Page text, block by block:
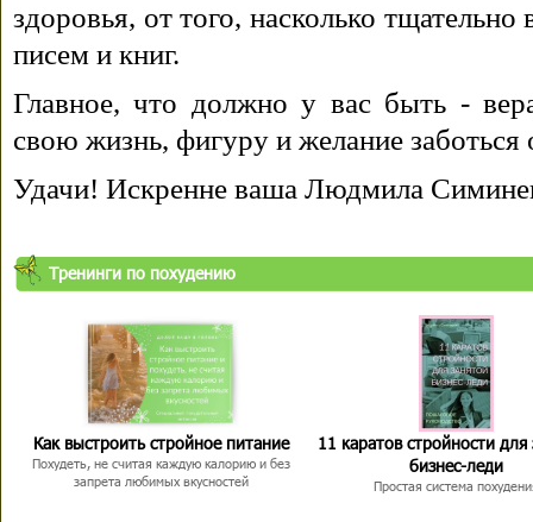
здоровья, от того, насколько
писем и книг.
Главное, что должно у вас быть -
свою жизнь, фигуру и желание заботься
Удачи! Искренне ваша Людмила
Тренинги по похудению
Как выстроить стройное питание
Похудеть, не считая каждую калорию и без
запрета любимых вкусностей
11 каратов стройности для
бизнес-леди
Простая система